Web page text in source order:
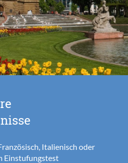
Italienisch oder
Einstufungstest